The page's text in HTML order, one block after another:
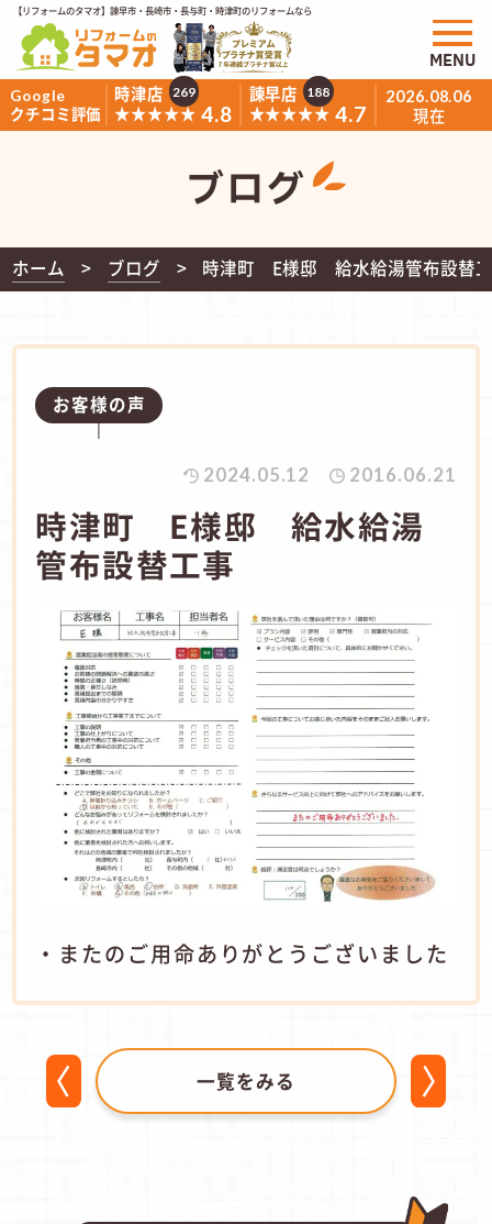
【リフォームのタマオ】諫早市・長崎市・長与町・時津町のリフォームなら
Google
クチコミ評価
時津店
★★★★★ 4.8
269
諫早店
★★★★★ 4.7
188 2026.08.06
現在
MENU
ブログ
ホーム ブログ 時津町 E様邸 給水給湯管布設替
お客様の声
2024.05.12 2016.06.21
時津町 E様邸 給水給湯
管布設替工事
・またのご用命ありがとうございました
一覧をみる